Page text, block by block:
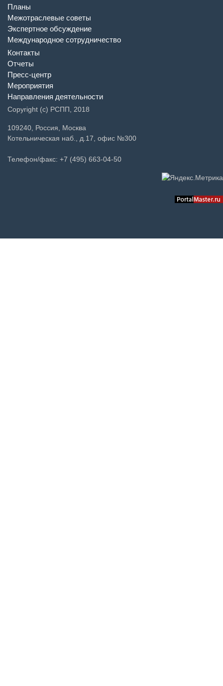
О комитете
Планы
Межотраслевые советы
Экспертное обсуждение
Международное сотрудничество
Контакты
Отчеты
Пресс-центр
Мероприятия
Направления деятельности
109240, Россия, Москва